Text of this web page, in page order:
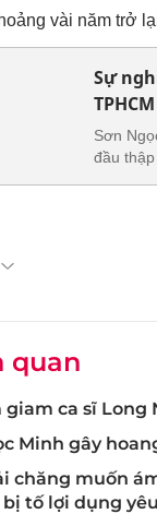
vài năm trở
Sự
Sơn
đầu thập
quan
ca sĩ Long
Minh gây
chăng muốn
tố lợi dụng